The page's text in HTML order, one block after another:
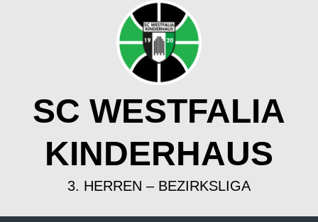
SC WESTFALIA
KINDERHAUS
3. HERREN – BEZIRKSLIGA